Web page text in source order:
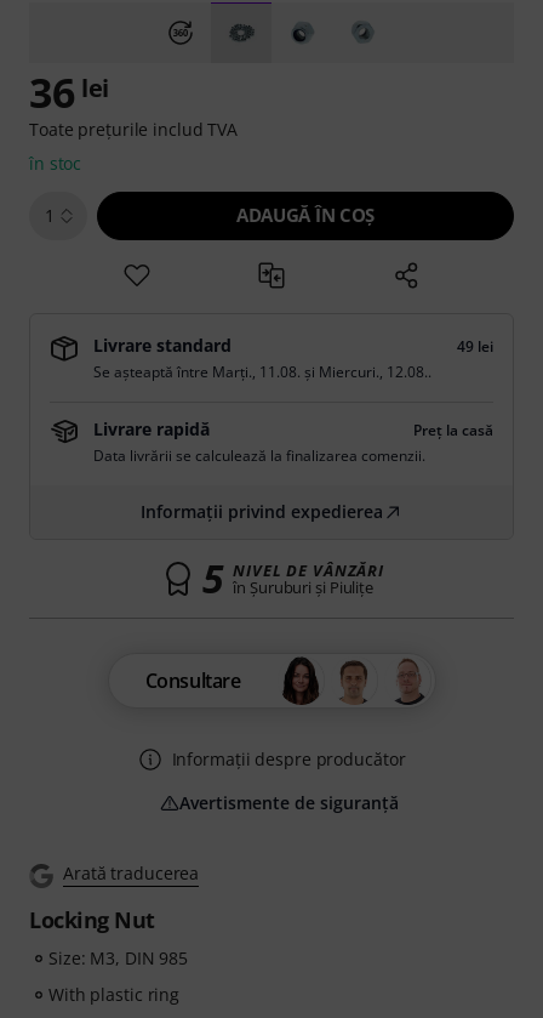
Arată traducerea
Locking Nut
Size: M3, DIN 985
With plastic ring
36 lei
Toate prețurile includ TVA
în stoc
1 ADAUGĂ ÎN COŞ
Livrare standard
49 lei
Se așteaptă între Marți., 11.08. și Miercuri., 12.08..
Livrare rapidă
Preț la casă
Data livrării se calculează la finalizarea comenzii.
Informații privind expedierea
5 NIVEL DE VÂNZĂRI
în Şuruburi şi Piuliţe
Consultare
Informații despre producător
Avertismente de siguranță